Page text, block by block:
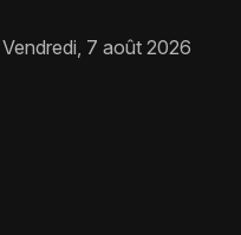
Vendredi, 7 août 2026